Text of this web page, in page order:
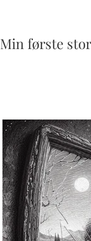
Min første